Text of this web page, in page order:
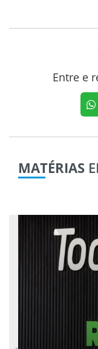
Entre e
MATÉRIAS